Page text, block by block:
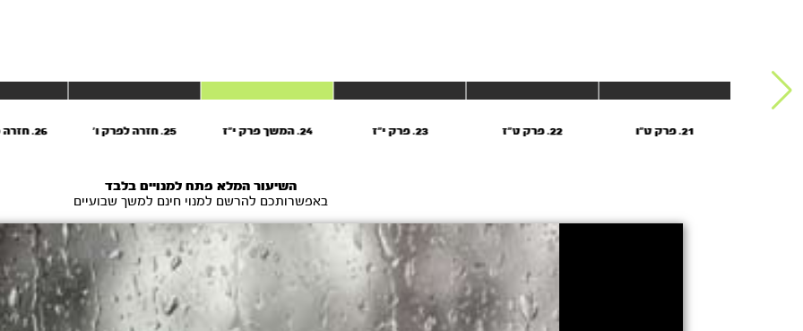
21. פרק ט"ו 22. פרק ט"ז 23. פרק י"ז 24. המשך פרק י"ז 25. חזרה לפרק ו’ 26. חזרה מפרק ט'
השיעור המלא פתח למנויים בלבד
באפשרותכם להרשם למנוי חינם למשך שבועיים